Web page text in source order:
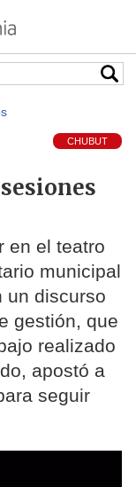
CHUBUT
en el teatro
municipal
un discurso
gestión, que
realizado
apostó a
seguir